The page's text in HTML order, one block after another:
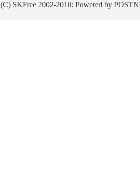
(C) SKFree 2002-2010: Powered by